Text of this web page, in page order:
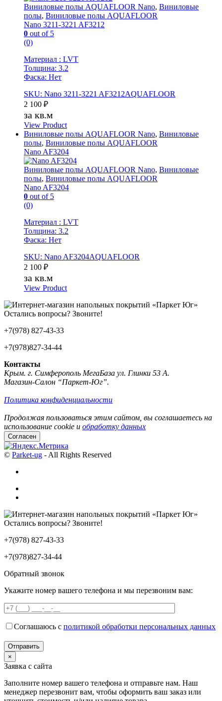
Виниловые полы AQUAFLOOR Nano, Виниловые
полы, Виниловые полы AQUAFLOOR
Nano 3211-3221 AF3212
0 out of 5
(0)
Материал : LVT
Толщина: 3.2
Фаска: Нет
SKU: Nano 3211-3221 AF3212AQUAFLOOR
2 100 ₽
за кв.м
View Product
Виниловые полы AQUAFLOOR Nano, Виниловые
полы, Виниловые полы AQUAFLOOR
Nano AF3204
Виниловые полы AQUAFLOOR Nano, Виниловые
полы, Виниловые полы AQUAFLOOR
Nano AF3204
0 out of 5
(0)
Материал : LVT
Толщина: 3.2
Фаска: Нет
SKU: Nano AF3204AQUAFLOOR
2 100 ₽
за кв.м
View Product
Остались вопросы? Звоните!
+7(978) 827-43-33
+7(978)827-34-44
Контакты
Крым. г. Симферополь МегаБаза ул. Глинки 53 А.
Магазин-Салон “Паркет-Юг”.
Политика конфиденциальности
Продолжая пользоваться этим сайтом, вы соглашаетесь на
использование cookie и обработку данных
Согласен
© Parket-ug - All Rights Reserved
Остались вопросы? Звоните!
+7(978) 827-43-33
+7(978)827-34-44
Обратный звонок
Укажите номер вашего телефона и мы перезвоним вам:
Соглашаюсь с политикой обработки персональных данных
×
Заявка с сайта
Заполните номер вашего телефона и отправьте нам. Наш
менеджер перезвонит вам, чтобы оформить ваш заказ или